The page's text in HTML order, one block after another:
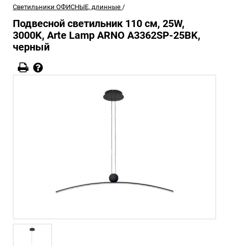
Светильники ОФИСНЫЕ, длинные /
Подвесной светильник 110 см, 25W,
3000K, Arte Lamp ARNO A3362SP-25BK,
черный